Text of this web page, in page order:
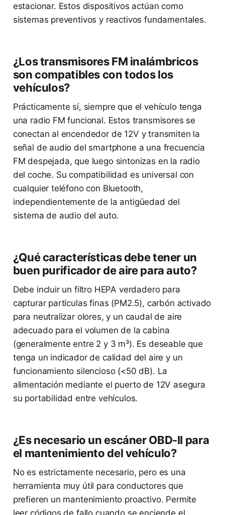
estacionar. Estos dispositivos actúan como
sistemas preventivos y reactivos fundamentales.
¿Los transmisores FM inalámbricos
son compatibles con todos los
vehículos?
Prácticamente sí, siempre que el vehículo tenga
una radio FM funcional. Estos transmisores se
conectan al encendedor de 12V y transmiten la
señal de audio del smartphone a una frecuencia
FM despejada, que luego sintonizas en la radio
del coche. Su compatibilidad es universal con
cualquier teléfono con Bluetooth,
independientemente de la antigüedad del
sistema de audio del auto.
¿Qué características debe tener un
buen purificador de aire para auto?
Debe incluir un filtro HEPA verdadero para
capturar partículas finas (PM2.5), carbón activado
para neutralizar olores, y un caudal de aire
adecuado para el volumen de la cabina
(generalmente entre 2 y 3 m³). Es deseable que
tenga un indicador de calidad del aire y un
funcionamiento silencioso (<50 dB). La
alimentación mediante el puerto de 12V asegura
su portabilidad entre vehículos.
¿Es necesario un escáner OBD-II para
el mantenimiento del vehículo?
No es estrictamente necesario, pero es una
herramienta muy útil para conductores que
prefieren un mantenimiento proactivo. Permite
leer códigos de fallo cuando se enciende el